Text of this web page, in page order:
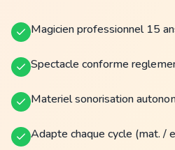
Magicien professionnel 15
Spectacle conforme
Materiel sonorisation
Adapte chaque cycle (mat. /